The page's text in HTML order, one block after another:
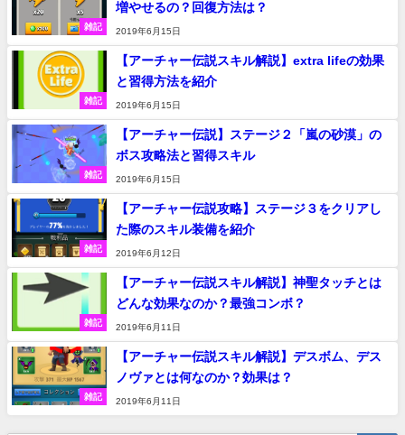
雑記
増やせるの？回復方法は？
2019年6月15日
雑記
【アーチャー伝説スキル解説】extra lifeの効果
と習得方法を紹介
2019年6月15日
雑記
【アーチャー伝説】ステージ２「嵐の砂漠」の
ボス攻略法と習得スキル
2019年6月15日
雑記
【アーチャー伝説攻略】ステージ３をクリアし
た際のスキル装備を紹介
2019年6月12日
雑記
【アーチャー伝説スキル解説】神聖タッチとは
どんな効果なのか？最強コンボ？
2019年6月11日
雑記
【アーチャー伝説スキル解説】デスボム、デス
ノヴァとは何なのか？効果は？
2019年6月11日